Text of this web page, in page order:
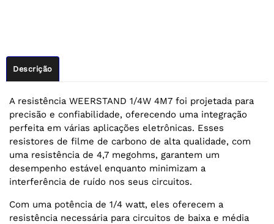
Descrição
A resistência WEERSTAND 1/4W 4M7 foi projetada para
precisão e confiabilidade, oferecendo uma integração
perfeita em várias aplicações eletrônicas. Esses
resistores de filme de carbono de alta qualidade, com
uma resistência de 4,7 megohms, garantem um
desempenho estável enquanto minimizam a
interferência de ruído nos seus circuitos.
Com uma potência de 1/4 watt, eles oferecem a
resistência necessária para circuitos de baixa e média